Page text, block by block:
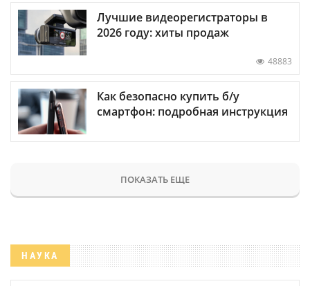
Лучшие видеорегистраторы в
2026 году: хиты продаж
48883
Как безопасно купить б/у
смартфон: подробная инструкция
ПОКАЗАТЬ ЕЩЕ
НАУКА